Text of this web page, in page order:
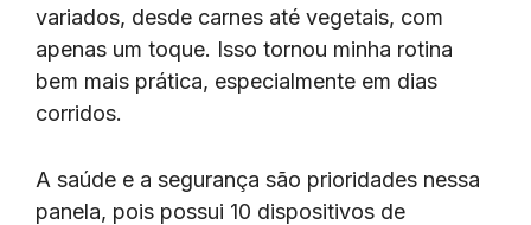
variados, desde carnes até vegetais, com
apenas um toque. Isso tornou minha rotina
bem mais prática, especialmente em dias
corridos.
A saúde e a segurança são prioridades nessa
panela, pois possui 10 dispositivos de